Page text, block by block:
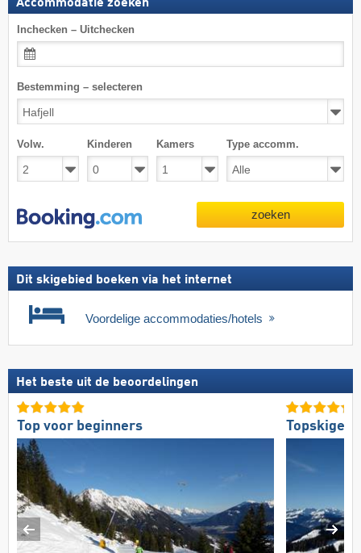
Accommodatie zoeken
Inchecken – Uitchecken
Bestemming – selecteren
Volw. Kinderen Kamers Type accomm.
zoeken
Dit skigebied boeken via het internet
Voordelige accommodaties/hotels
Het beste uit de beoordelingen
Top voor beginners